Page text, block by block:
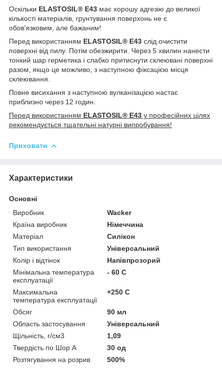
Оскільки ELASTOSIL® E43 має хорошу адгезію до великої
кількості матеріалів, грунтування поверхонь не є
обов'язковим, але бажаним!
Перед використанням ELASTOSIL® E43 слід очистити
поверхні від пилу. Потім обезжирити. Через 5 хвилин нанести
тонкий шар герметика і слабко притиснути склеювані поверхні
разом, якщо це можливо, з наступною фіксацією місця
склеювання.
Повне висихання з наступною вулканізацією настає
приблизно через 12 годин.
Перед використанням ELASTOSIL® E43 у професійних цілях
рекомендується тщательні натурні випробування!
Приховати
Характеристики
Основні
Виробник
Wacker
Країна виробник
Німеччина
Матеріал
Силікон
Тип використання
Універсальний
Колір і відтінок
Напівпрозорий
Мінімальна температура
експлуатації
- 60 С
Максимальна
температура експлуатації
+250 С
Обсяг
90 мл
Область застосування
Універсальний
Щільність, г/см3
1,09
Твердість по Шор А
30 од
Розтягування на розрив
500%